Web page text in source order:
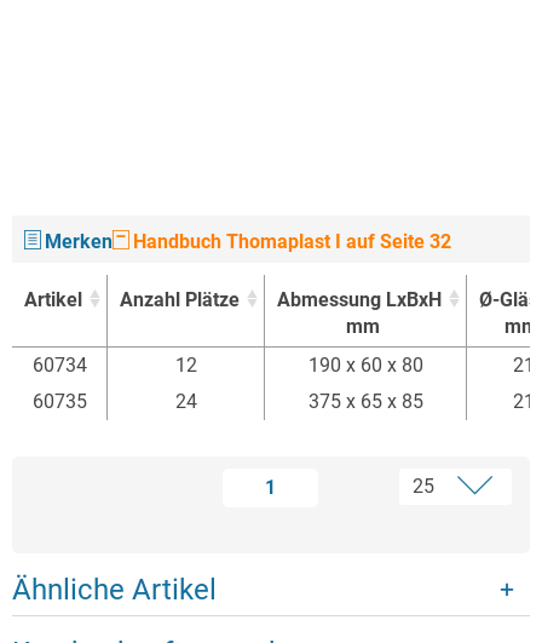
Merken Handbuch Thomaplast I auf Seite 32
Artikel Anzahl Plätze
Abmessung LxBxH
mm
Ø-
mm
Artikel
Anzahl Plätze
Abmessung LxBxH
Ø-
60734 12 190 x 60 x 80
21
60735
24 375 x 65 x 85 21
1
Ähnliche Artikel